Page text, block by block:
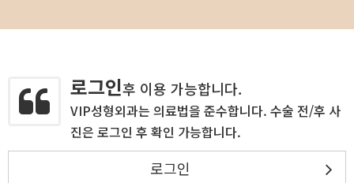
로그인후 이용 가능합니다.
VIP성형외과는 의료법을 준수합니다. 수술 전/후 사
진은 로그인 후 확인 가능합니다.
로그인